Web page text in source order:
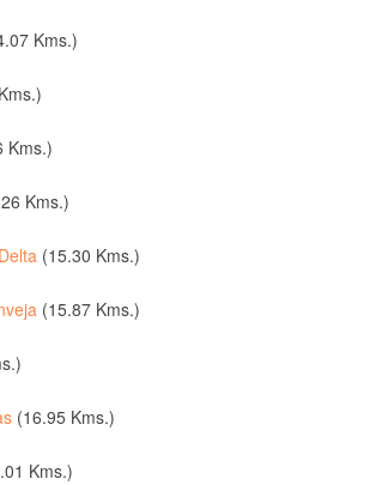
Kms.)
Kms.)
Kms.)
(15.30 Kms.)
(15.87 Kms.)
(16.95 Kms.)
Kms.)